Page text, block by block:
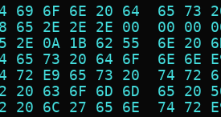
69 6F 6E 20 64  65
65 2E 2E 2E 00  00
2E 0A 1B 62 55  6E
65 73 20 64 6F  6E
72 E9 65 73 20  74
20 63 6F 6D 6D  65
20 6C 27 65 6E  74